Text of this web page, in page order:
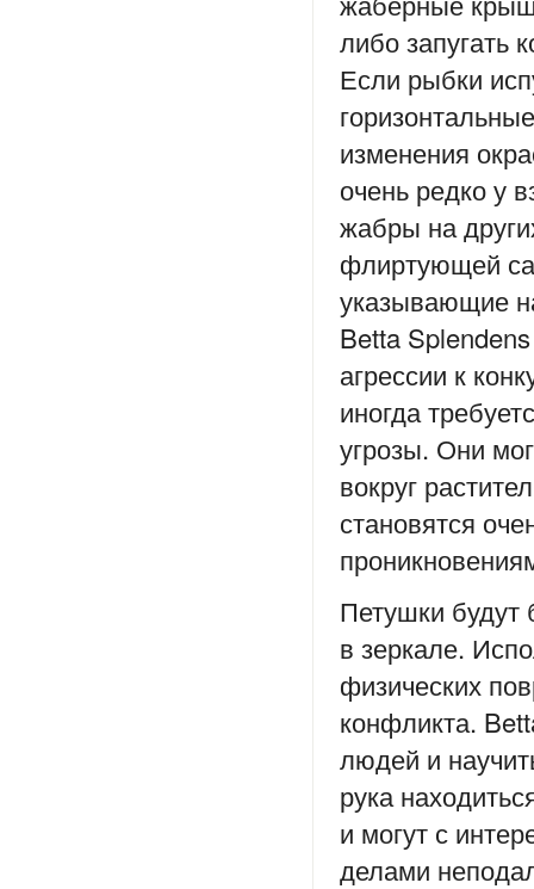
либо запугать
Если рыбки
изменения
очень редко у
жабры на
флиртующей
указывающие
Betta
агрессии к
иногда
угрозы. Они
вокруг
становятся
Петушки будут
в зеркале.
физических
конфликта.
людей и
рука
и могут с
делами